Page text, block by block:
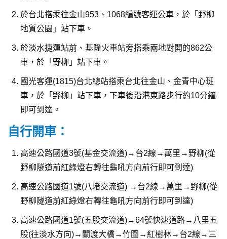
於台北搭乘往金山953、1068編號客運公車，於「野柳
地質公園」站下車。
於淡水捷運站前、基隆火車站旁搭乘兩地對開的862公
車，於「野柳」站下車。
國光客運(1815)台北總站搭乘台北往金山、金青中心班
車，於「野柳」站下車，下車後沿港東路步行約10分鐘
即可到達。
自行開車：
高速公路國道3號(基金交流道)→台2線→萬里→野柳(從
野柳隧道前紅綠燈右轉往龜吼方向前行即可到達)
高速公路國道1號(八堵交流道) →台2線→萬里→野柳(從
野柳隧道前紅綠燈右轉往龜吼方向前行即可到達)
高速公路國道1號(五股交流道)→64號快速道路→八里五
股(往淡水方向)→關渡大橋→竹圍→紅樹林→台2線→三